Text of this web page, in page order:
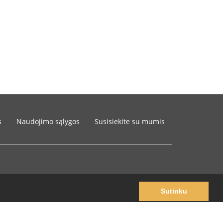
Sutinku
Naudojimo sąlygos Susisiekite su mumis